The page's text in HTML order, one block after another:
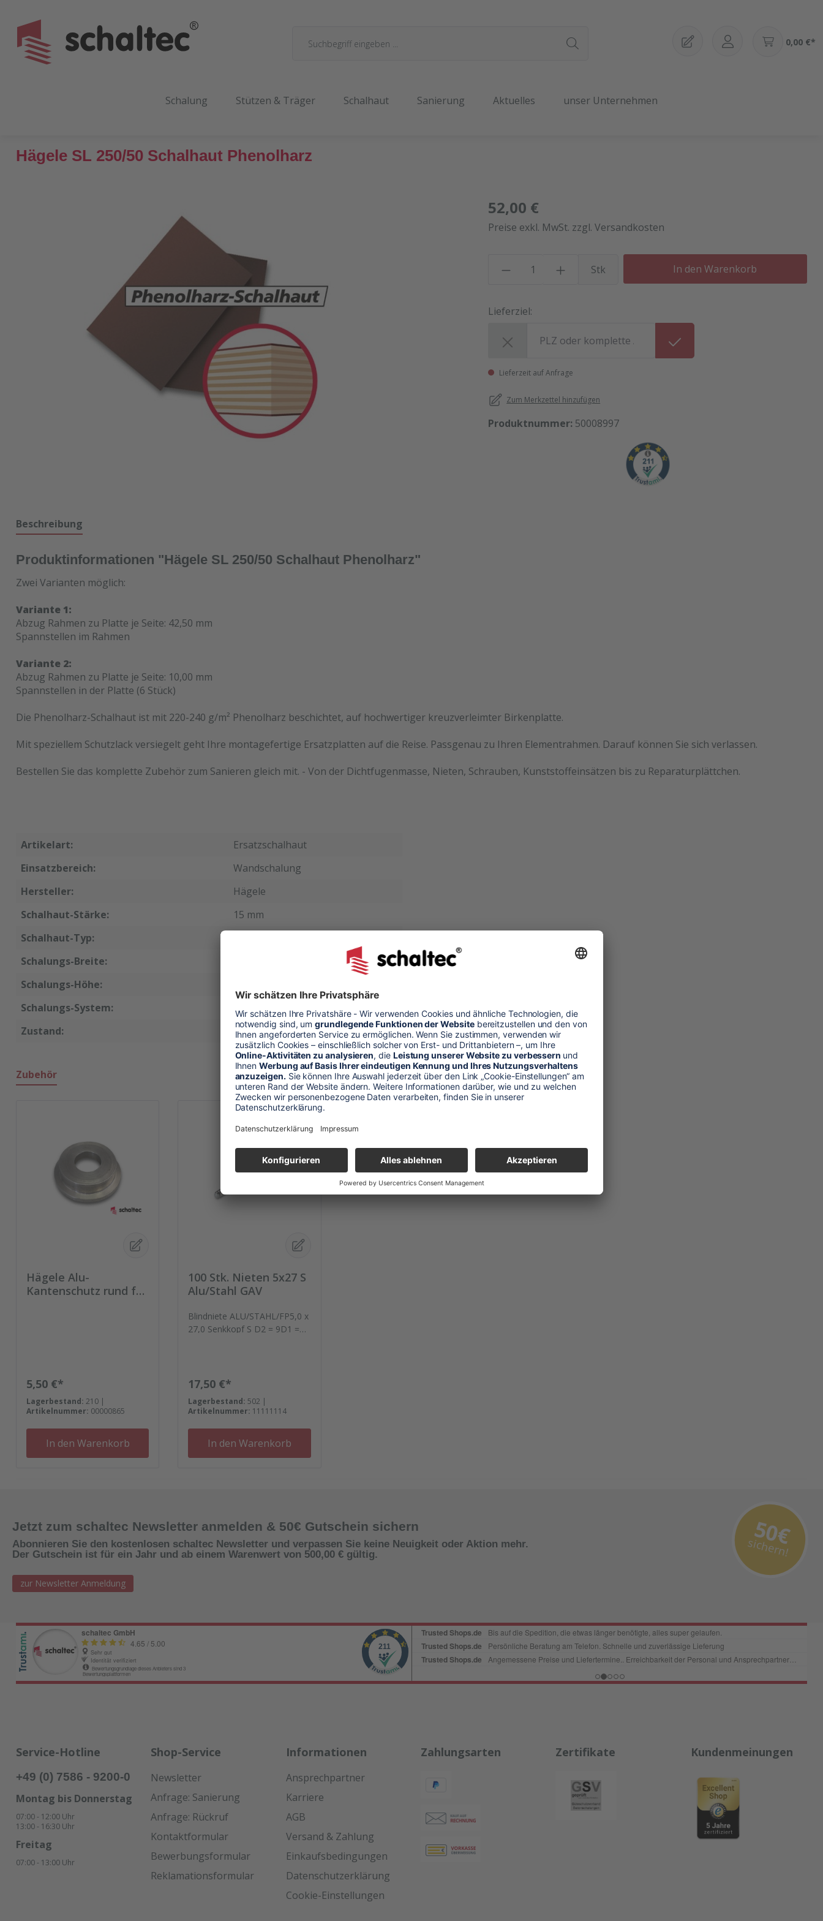
0,00 €*
Schalung Stützen & Träger Schalhaut Sanierung Aktuelles unser Unternehmen
Hägele SL 250/50 Schalhaut Phenolharz
52,00 €
Preise exkl. MwSt. zzgl. Versandkosten
Produkt Anzahl: Gib den
Stk In den Warenkorb
Lieferziel:
Lieferzeit auf Anfrage
Zum Merkzettel hinzufügen
Produktnummer: 50008997
Beschreibung
Produktinformationen "Hägele SL 250/50 Schalhaut Phenolharz"
Zwei Varianten möglich:
Variante 1:
Abzug Rahmen zu Platte je Seite: 42,50 mm
Spannstellen im Rahmen
Variante 2:
Abzug Rahmen zu Platte je Seite: 10,00 mm
Spannstellen in der Platte (6 Stück)
Die Phenolharz-Schalhaut ist mit 220-240 g/m² Phenolharz beschichtet, auf hochwertiger kreuzverleimter Birkenplatte.
Mit speziellem Schutzlack versiegelt geht Ihre montagefertige Ersatzplatten auf die Reise. Passgenau zu Ihren Elementrahmen. Darauf können Sie sich verlassen.
Bestellen Sie das komplette Zubehör zum Sanieren gleich mit. - Von der Dichtfugenmasse, Nieten, Schrauben, Kunststoffeinsätzen bis zu Reparaturplättchen.
Artikelart:
Ersatzschalhaut
Einsatzbereich:
Wandschalung
Hersteller:
Hägele
Schalhaut-Stärke:
15 mm
Schalhaut-Typ:
Schalungs-Breite:
Schalungs-Höhe:
Schalungs-System:
SL
Zustand:
neu
Zubehör
Hägele Alu-
Kantenschutz rund für
Regulärer Preis:
5,50 €*
Lagerbestand: 210 |
Artikelnummer: 00000865
In den Warenkorb
100 Stk. Nieten 5x27 S
Alu/Stahl GAV
Blindniete ALU/STAHL/FP5,0 x
27,0 Senkkopf S D2 = 9D1 =
Regulärer Preis:
17,50 €*
Lagerbestand: 502 |
Artikelnummer: 11111114
In den Warenkorb
Jetzt zum schaltec Newsletter anmelden & 50€ Gutschein sichern
Abonnieren Sie den kostenlosen schaltec Newsletter und verpassen Sie keine Neuigkeit oder Aktion mehr.
Der Gutschein ist für ein Jahr und ab einem Warenwert von 500,00 € gültig.
zur Newsletter Anmeldung
50€
sichern!
Service-Hotline
+49 (0) 7586 - 9200-0
Montag bis Donnerstag
07:00 - 12:00 Uhr
13:00 - 16:30 Uhr
Freitag
07:00 - 13:00 Uhr
Shop-Service
Newsletter
Anfrage: Sanierung
Anfrage: Rückruf
Kontaktformular
Bewerbungsformular
Reklamationsformular
Informationen
Ansprechpartner
Karriere
AGB
Versand & Zahlung
Einkaufsbedingungen
Datenschutzerklärung
Cookie-Einstellungen
Zahlungsarten Zertifikate Kundenmeinungen